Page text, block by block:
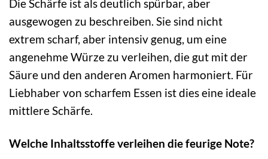
Die Schärfe ist als deutlich spürbar, aber
ausgewogen zu beschreiben. Sie sind nicht
extrem scharf, aber intensiv genug, um eine
angenehme Würze zu verleihen, die gut mit der
Säure und den anderen Aromen harmoniert. Für
Liebhaber von scharfem Essen ist dies eine ideale
mittlere Schärfe.
Welche Inhaltsstoffe verleihen die feurige Note?